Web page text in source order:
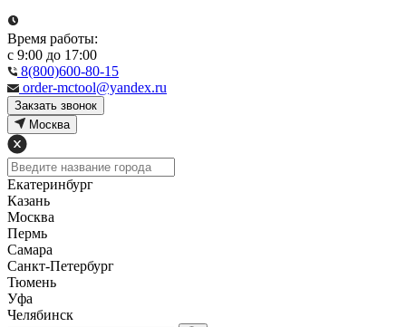
Время работы:
с 9:00 до 17:00
8(800)600-80-15
order-mctool@yandex.ru
Закзать звонок
Москва
Екатеринбург
Казань
Москва
Пермь
Самара
Санкт-Петербург
Тюмень
Уфа
Челябинск